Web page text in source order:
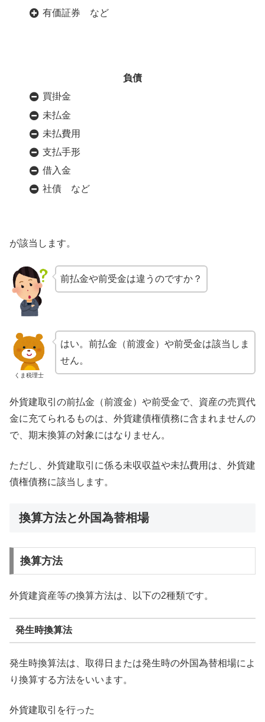
有価証券 など
負債
買掛金
未払金
未払費用
支払手形
借入金
社債 など
が該当します。
前払金や前受金は違うのですか？
くま税理士
はい。前払金（前渡金）や前受金は該当しま
せん。
外貨建取引の前払金（前渡金）や前受金で、資産の売買代
金に充てられるものは、外貨建債権債務に含まれませんの
で、期末換算の対象にはなりません。
ただし、外貨建取引に係る未収収益や未払費用は、外貨建
債権債務に該当します。
換算方法と外国為替相場
換算方法
外貨建資産等の換算方法は、以下の2種類です。
発生時換算法
発生時換算法は、取得日または発生時の外国為替相場によ
り換算する方法をいいます。
外貨建取引を行った